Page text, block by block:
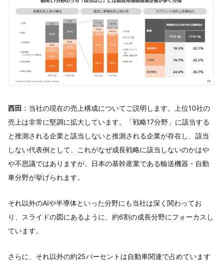
西田 ：当社の現在の売上構成についてご説明します。上位10社の
売上は非常に堅調に拡大しています。「戦略17分野」に該当する
と推測される企業と該当しないと推測される企業が存在し、該当
しない代表例として、これがなぜ成長戦略に該当しないのかはや
や不思議ではありますが、日本の基幹産業である輸送機器・自動
車分野が挙げられます。
それ以外のAIや半導体といった分野にも当社は深く関わってお
り、スライドの図にあるように、約6割の成長分野にフォーカスし
ています。
さらに、それ以外の約25パーセントは自動車関連で占めています